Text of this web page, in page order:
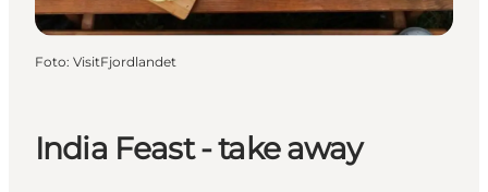
India Feast - take away
Foto: VisitFjordlandet